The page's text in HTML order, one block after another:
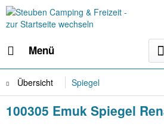
Menü
Übersicht Spiegel
100305 Emuk Spiegel